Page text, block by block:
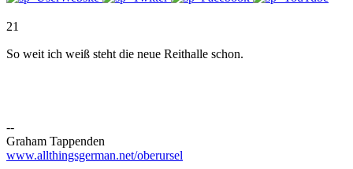
21
So weit ich weiß steht die neue Reithalle schon.
--
Graham Tappenden
www.allthingsgerman.net/oberursel